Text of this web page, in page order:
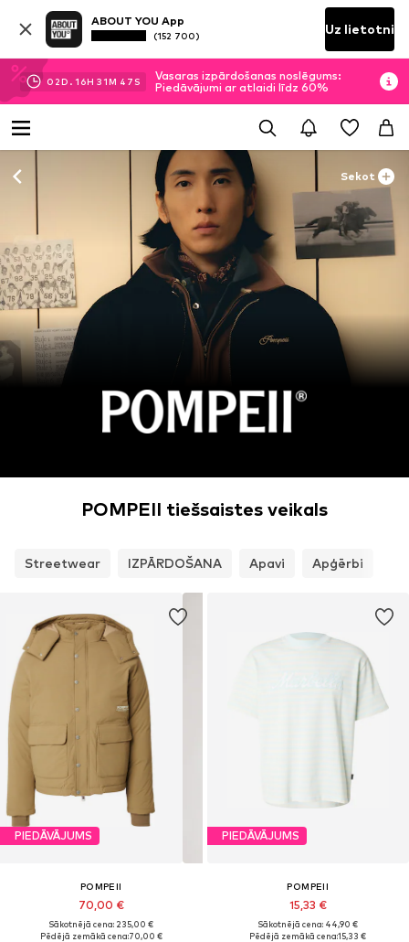
ABOUT YOU App
(152 700) Uz lietotni
02D. 16H 31M 46 S
Vasaras izpārdošanas noslēgums:
Piedāvājumi ar atlaidi līdz 60%
Sekot
POMPEII tiešsaistes veikals
Streetwear IZPĀRDOŠANA Apavi Apģērbi
PIEDĀVĀJUMS
POMPEII
70,00 €
Sākotnējā cena: 235,00 €
Pēdējā zemākā cena:70,00 €
PIEDĀVĀJUMS
POMPEII
15,33 €
Sākotnējā cena: 44,90 €
Pēdējā zemākā cena:15,33 €